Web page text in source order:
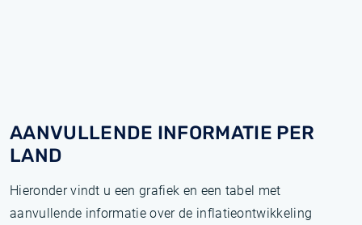
AANVULLENDE INFORMATIE PER
LAND
Hieronder vindt u een grafiek en een tabel met
aanvullende informatie over de inflatieontwikkeling